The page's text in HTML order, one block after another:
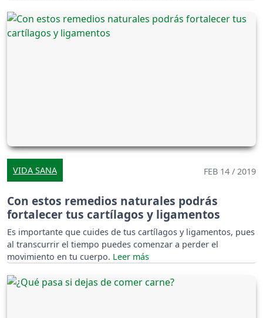
VIDA SANA FEB 14 / 2019
Con estos remedios naturales podrás
fortalecer tus cartílagos y ligamentos
Es importante que cuides de tus cartílagos y ligamentos, pues
al transcurrir el tiempo puedes comenzar a perder el
movimiento en tu cuerpo.